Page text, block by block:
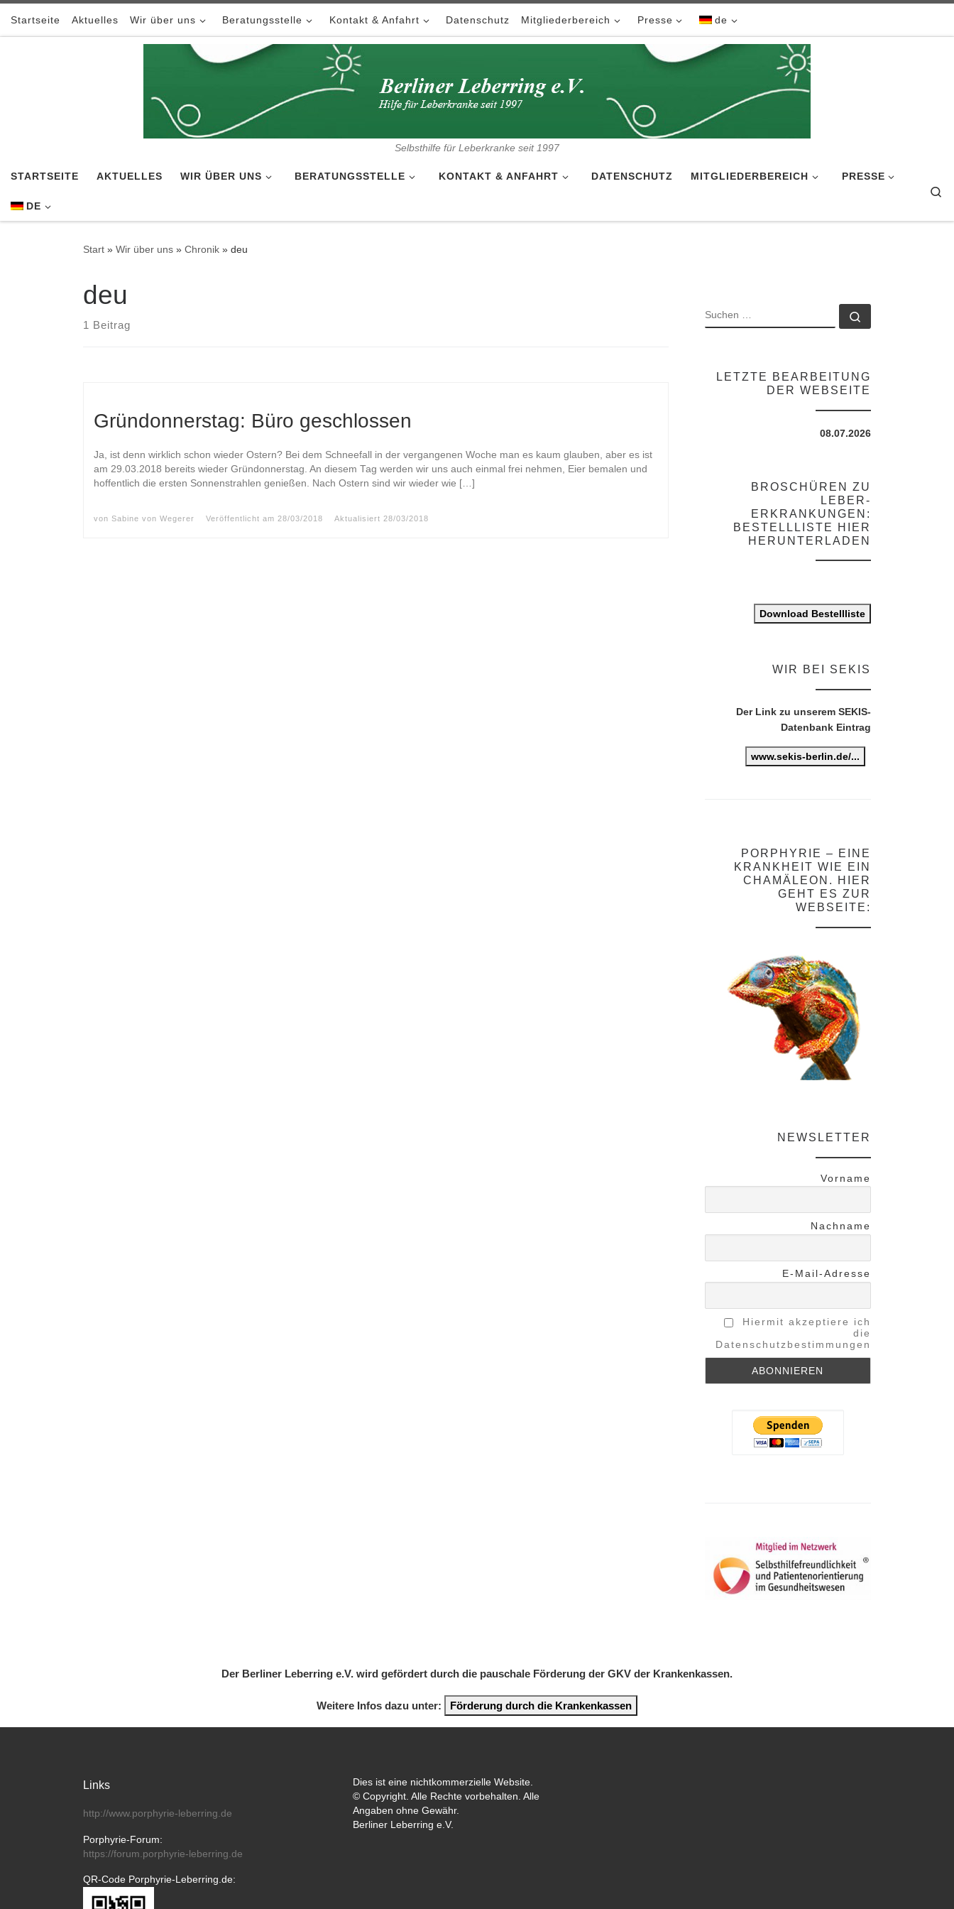
Zum Inhalt springen
Startseite Aktuelles Wir über uns Beratungsstelle Kontakt & Anfahrt Datenschutz Mitgliederbereich Presse de
Selbsthilfe für Leberkranke seit 1997
STARTSEITE AKTUELLES WIR ÜBER UNS BERATUNGSSTELLE KONTAKT & ANFAHRT DATENSCHUTZ MITGLIEDERBEREICH PRESSE
DE
Start » Wir über uns » Chronik » deu
deu
1 Beitrag
Gründonnerstag: Büro geschlossen
Ja, ist denn wirklich schon wieder Ostern? Bei dem Schneefall in der vergangenen Woche man es kaum glauben, aber es ist
am 29.03.2018 bereits wieder Gründonnerstag. An diesem Tag werden wir uns auch einmal frei nehmen, Eier bemalen und
hoffentlich die ersten Sonnenstrahlen genießen. Nach Ostern sind wir wieder wie […]
von Sabine von Wegerer Veröffentlicht am 28/03/2018 Aktualisiert 28/03/2018
SUCHE
LETZTE BEARBEITUNG
DER WEBSEITE
08.07.2026
BROSCHÜREN ZU
LEBER-
ERKRANKUNGEN:
BESTELLLISTE HIER
HERUNTERLADEN
Download Bestellliste
WIR BEI SEKIS
Der Link zu unserem SEKIS-
Datenbank Eintrag
www.sekis-berlin.de/...
PORPHYRIE – EINE
KRANKHEIT WIE EIN
CHAMÄLEON. HIER
GEHT ES ZUR
WEBSEITE:
NEWSLETTER
Vorname
Nachname
E-Mail-Adresse
Hiermit akzeptiere ich
die
Datenschutzbestimmungen
Der Berliner Leberring e.V. wird gefördert durch die pauschale Förderung der GKV der Krankenkassen.
Weitere Infos dazu unter: Förderung durch die Krankenkassen
Links
http://www.porphyrie-leberring.de
Porphyrie-Forum:
https://forum.porphyrie-leberring.de
QR-Code Porphyrie-Leberring.de:
Dies ist eine nichtkommerzielle Website.
© Copyright. Alle Rechte vorbehalten. Alle
Angaben ohne Gewähr.
Berliner Leberring e.V.